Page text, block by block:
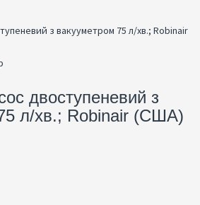
двоступеневий з
л/хв.; Robinair (США)